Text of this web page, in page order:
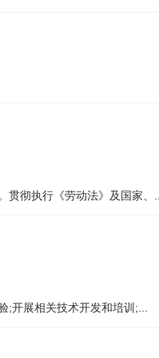
彻执行《劳动法》及国家、...
开展相关技术开发和培训;...